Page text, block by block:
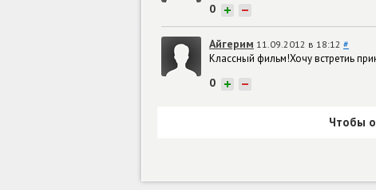
0 + −
Айгерим 11.09.2012 в 18:12 #
Классный фильм!Хочу встретиь
0 + −
Чтобы